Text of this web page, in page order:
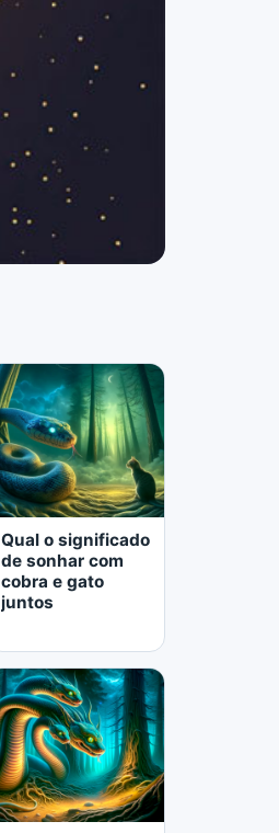
Qual o significado
de sonhar com
cobra e gato
juntos
LER MAIS